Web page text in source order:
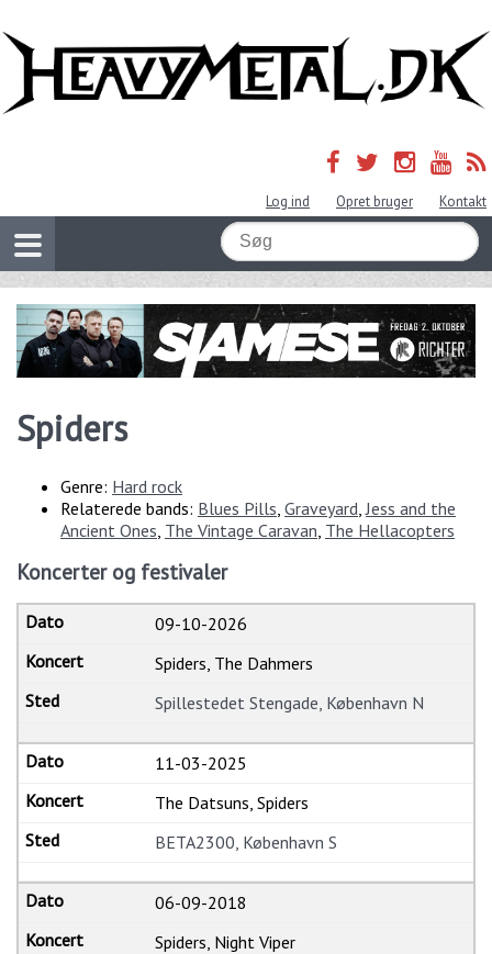
Log ind Opret bruger Kontakt
Spiders
Genre: Hard rock
Relaterede bands: Blues Pills Graveyard Jess and the
Ancient Ones The Vintage Caravan The Hellacopters
Koncerter og festivaler
09-10-2026
Spiders, The Dahmers
Spillestedet Stengade, København N
11-03-2025
The Datsuns, Spiders
BETA2300, København S
06-09-2018
Spiders, Night Viper